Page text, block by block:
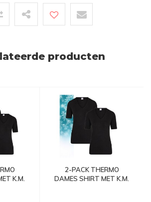
producten
K.M.
2-PACK THERMO
DAMES SHIRT MET K.M.